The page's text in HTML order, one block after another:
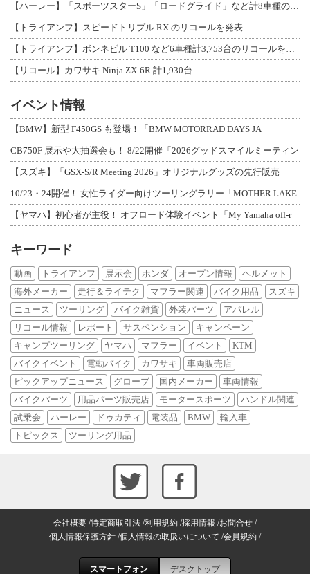
【ハーレー】「スポーツスターS」「ロードグライド」など計8車種のリコールを発表
【トライアンフ】スピードトリプル RX のリコールを発表
【トライアンフ】ボンネビル T100 など6車種計3,753台のリコールを発表
【リコール】カワサキ Ninja ZX-6R 計1,930台
イベント情報
【BMW】新型 F450GS も登場！「BMW MOTORRAD DAYS JA
CB750F 展示や大抽選会も！ 8/22開催「2026グッドスマイルミーティン
【スズキ】「GSX-S/R Meeting 2026」オリジナルグッズの先行販売
10/23・24開催！ 女性ライダー向けツーリングラリー「MOTHER LAKE
【ヤマハ】初心者が主役！ オフロード体験イベント「My Yamaha off-r
キーワード
動画 トライアンフ 展示会 ホンダ オープン情報
ヘルメット
海外メーカー
走行＆ライテク マフラー関連 バイク用品
スズキ
ニュース
ツーリング バイク雑貨 外装パーツ
アパレル
リコール情報
レポート サスペンション
キャンペーン
キャンプツーリング
ヤマハ マフラー イベント
KTM
バイクイベント
電動バイク カワサキ
車両販売店
ピックアップニュース
グローブ 国内メーカー
車両情報
バイクパーツ
用品パーツ販売店 モータースポーツ
ハンドル関連
試乗会
ハーレー ドゥカティ 電装品 BMW
輸入車
トピックス
ツーリング用品
会社概要 特定商取引法 利用規約 採用情報 お問合せ
個人情報保護方針 個人情報の取扱いについて 会員規約
スマートフォン デスクトップ